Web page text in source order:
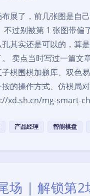
展了，前几张图是自
不过别被第 1 张图带偏
其实还是可以的，算
卖点当时写过一篇文
棋围棋加题库、双色
的操作方式、仿棋局
xd.sh.cn/mg-smart-
产品经理 智能棋盘
场 | 解锁第2